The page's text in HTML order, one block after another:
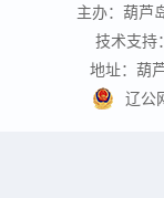
主办：葫芦
技术支持
地址：葫
辽公